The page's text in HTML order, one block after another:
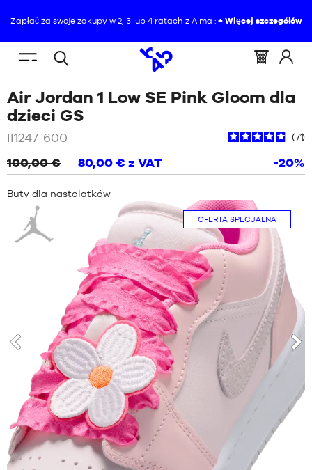
AKTUALNOŚCI
ODZIEŻ
NBA
DZIECKO
PROMOCJE
RELEASES
PL
Zapłać za swoje zakupy w 2, 3 lub 4 ratach z Alma : + Więcej szczegółów
otwarte
PL
się
do
ODZIEŻ
SPRZĘT
NBA
MARKI
DZIECKO
PROMOCJE
RELEASES
TUTAJ
:
GŁÓWNA
Air Jordan 1 Low SE Pink Gloom dla
dzieci GS
II1247-600 71
100,00 € 80,00 € z VAT -20%
Buty dla nastolatków
poprzedni
OFERTA SPECJALNA